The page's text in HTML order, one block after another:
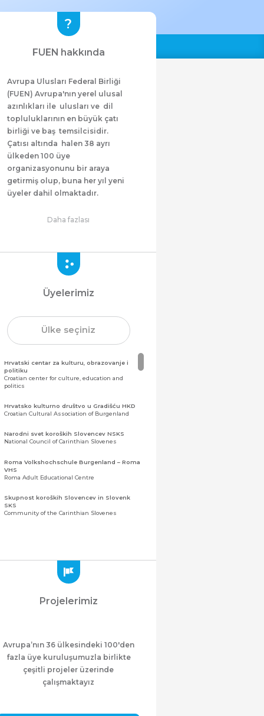
FUEN hakkında
Avrupa Ulusları Federal Birliği
(FUEN) Avrupa'nın yerel ulusal
azınlıkları ile ulusları ve dil
topluluklarının en büyük çatı
birliği ve baş temsilcisidir.
Çatısı altında halen 38 ayrı
ülkeden 100 üye
organizasyonunu bir araya
getirmiş olup, buna her yıl yeni
üyeler dahil olmaktadır.
Daha fazlası
Üyelerimiz
Ülke seçiniz
Hrvatski centar za kulturu, obrazovanje i
politiku
Croatian center for culture, education and
politics
Hrvatsko kulturno društvo u Gradišću HKD
Croatian Cultural Association of Burgenland
Narodni svet koroških Slovencev NSKS
National Council of Carinthian Slovenes
Roma Volkshochschule Burgenland – Roma
VHS
Roma Adult Educational Centre
Skupnost koroških Slovencev in Slovenk
SKS
Community of the Carinthian Slovenes
Zajednica Crnogoraca u Albaniji “ZCGA” -
Meshet Türkleri Cemiyeti Azerbaycan’da
“VATAN”
"Vatan" Public Union of Ahiska Turks living in
Azerbaijan
Projelerimiz
Avrupa’nın 36 ülkesindeki 100'den
fazla üye kuruluşumuzla birlikte
çeşitli projeler üzerinde
çalışmaktayız